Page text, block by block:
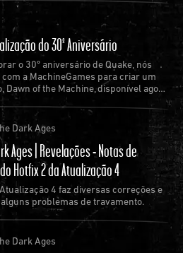
entrevista Odes aos Mods
durante o 25º
que estão esperando?
adicionais SIGIL e SIGIL II
do 30º Aniversário
o 30º aniversário de Quake, nós
a MachineGames para criar um
Dawn of the Machine, disponível agora
gratuita do jogo.
Dark Ages
Ages | Revelações - Notas de
Hotfix 2 da Atualização 4
4 faz diversas correções e
problemas de travamento.
Dark Ages